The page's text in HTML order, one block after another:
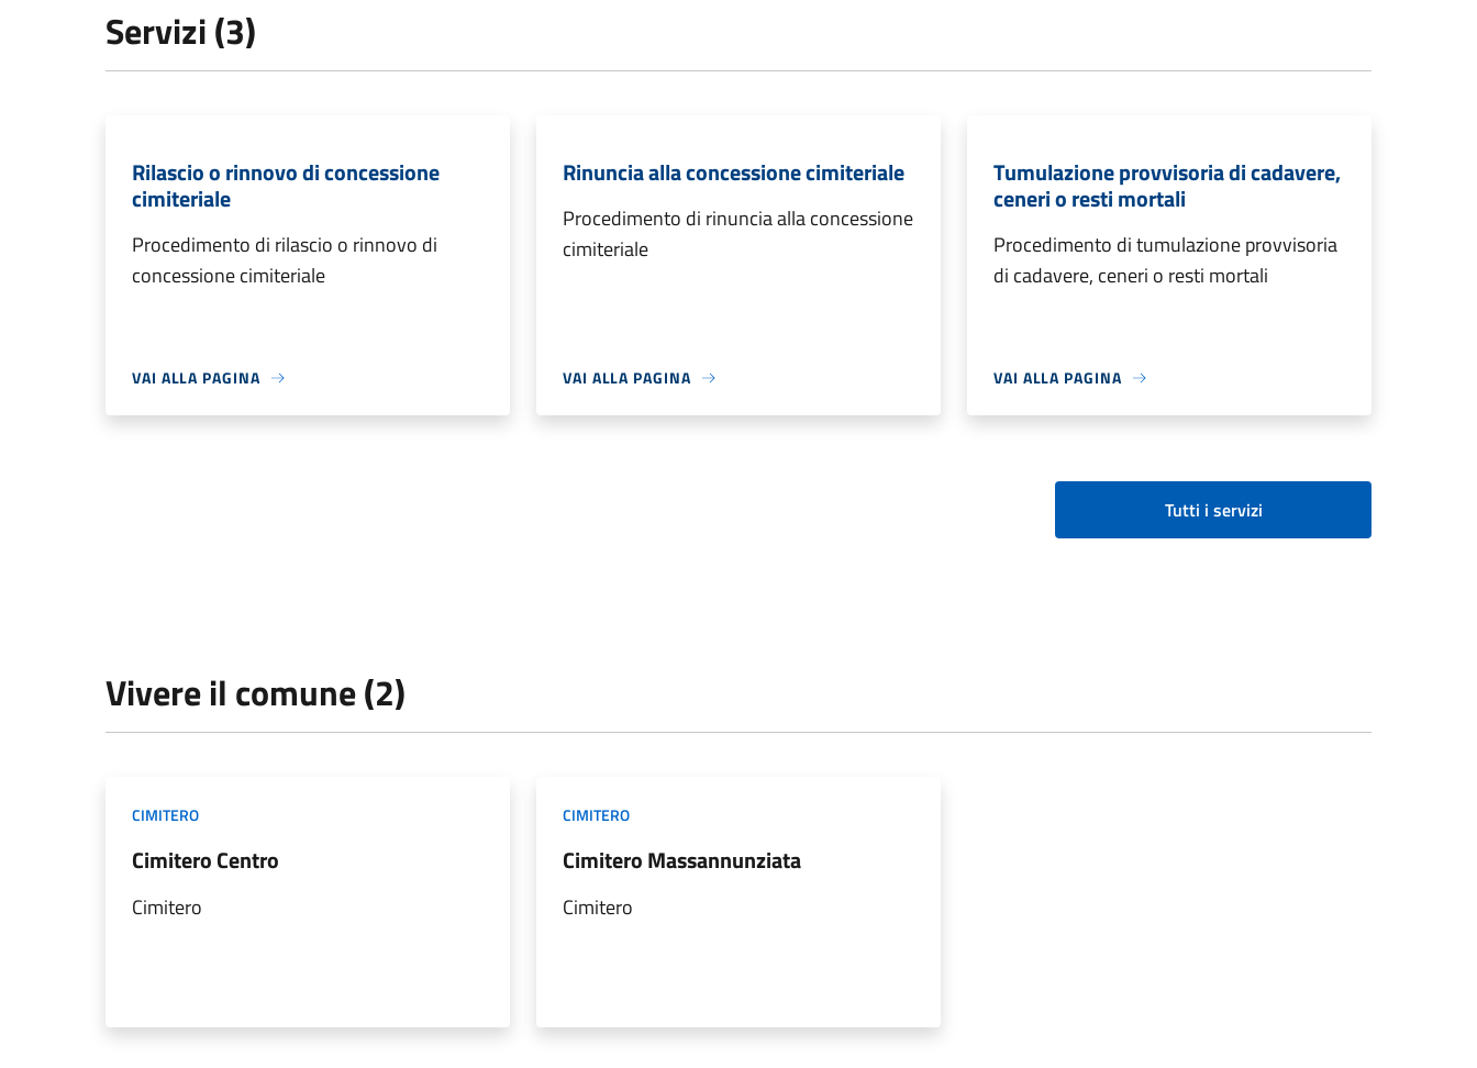
Servizi (3)
Rilascio o rinnovo di concessione
cimiteriale
Procedimento di rilascio o rinnovo di
concessione cimiteriale
VAI ALLA PAGINA
Rinuncia alla concessione cimiteriale
Procedimento di rinuncia alla concessione
cimiteriale
VAI ALLA PAGINA
Tumulazione provvisoria di cadavere,
ceneri o resti mortali
Procedimento di tumulazione provvisoria
di cadavere, ceneri o resti mortali
VAI ALLA PAGINA
Tutti i servizi
Vivere il comune (2)
CIMITERO
Cimitero Centro
Cimitero
CIMITERO
Cimitero Massannunziata
Cimitero